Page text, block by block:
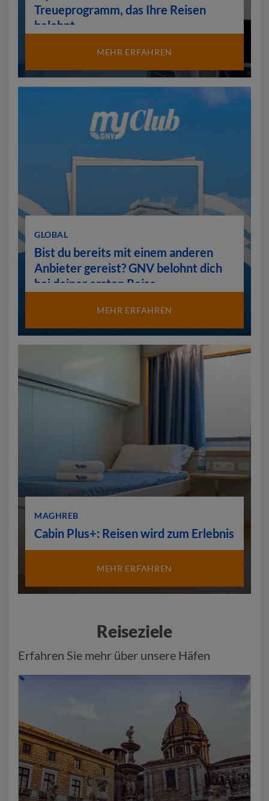
Treueprogramm, das Ihre Reisen
belohnt
MEHR ERFAHREN
GLOBAL
Bist du bereits mit einem anderen
Anbieter gereist? GNV belohnt dich
bei deiner ersten Reise.
MEHR ERFAHREN
MAGHREB
Cabin Plus+: Reisen wird zum Erlebnis
MEHR ERFAHREN
Reiseziele
Erfahren Sie mehr über unsere Häfen